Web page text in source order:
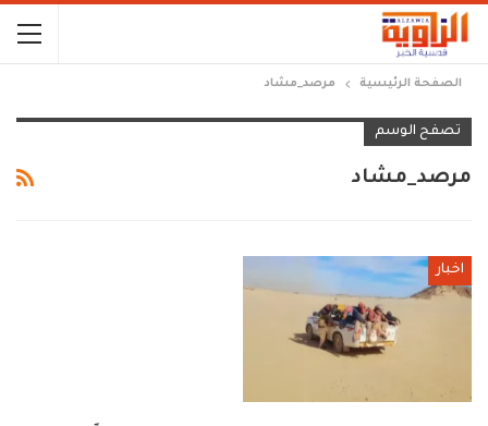
الصفحة الرئيسية مرصد_مشاد
تصفح الوسم
مرصد_مشاد
اخبار